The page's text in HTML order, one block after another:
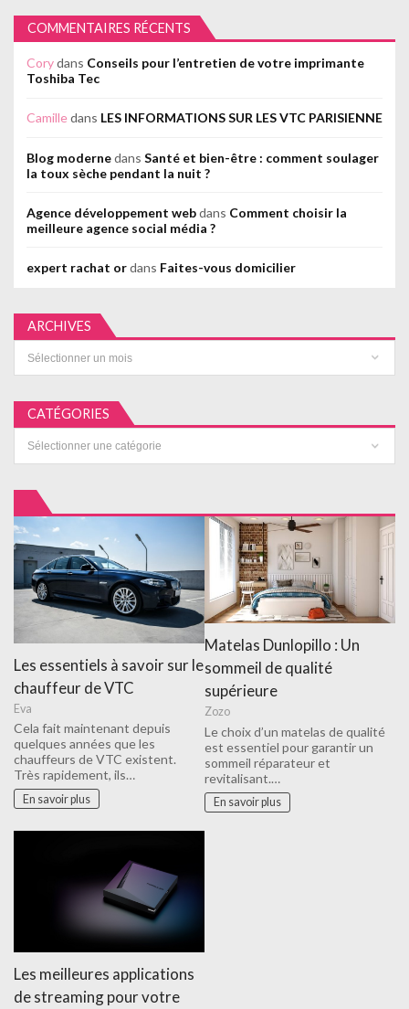
COMMENTAIRES RÉCENTS
Corydans Conseils pour l’entretien de votre imprimante
Toshiba Tec
Camilledans LES INFORMATIONS SUR LES VTC PARISIENNE
Blog modernedans Santé et bien-être : comment soulager
la toux sèche pendant la nuit ?
Agence développement webdans Comment choisir la
meilleure agence social média ?
expert rachat ordans Faites-vous domicilier
ARCHIVES
CATÉGORIES
Les essentiels à savoir sur le
chauffeur de VTC
Eva
Cela fait maintenant depuis
quelques années que les
chauffeurs de VTC existent.
Très rapidement, ils…
En savoir plus
Matelas Dunlopillo : Un
sommeil de qualité
supérieure
Zozo
Le choix d’un matelas de qualité
est essentiel pour garantir un
sommeil réparateur et
revitalisant.…
En savoir plus
Les meilleures applications
de streaming pour votre